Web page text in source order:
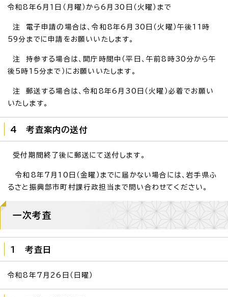
令和8年6月1日（月曜）から6月30日（火曜）まで
注 電子申請の場合は、令和8年6月30日（火曜）午後11時
59分までに申請をお願いいたします。
注 持参する場合は、開庁時間中（平日、午前8時30分から午
後5時15分まで）にお願いいたします。
注 郵送する場合は、令和8年6月30日（火曜）必着でお願い
いたします。
4 考査案内の送付
受付期間終了後に郵送にて送付します。
令和8年7月10日（金曜）までに届かない場合には、岩手県ふ
るさと振興部市町村課行政担当まで問い合わせてください。
一次考査
1 考査日
令和8年7月26日（日曜）